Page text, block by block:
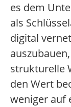
es dem
als
digital
strukturelle
den Wert
weniger auf